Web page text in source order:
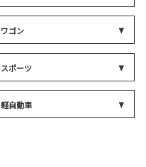
ワゴン
スポーツ
軽自動車